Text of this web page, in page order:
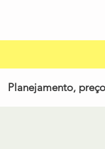
Planejamento,